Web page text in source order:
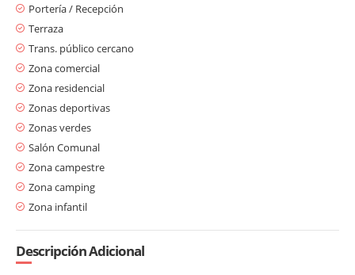
Portería / Recepción
Terraza
Trans. público cercano
Zona comercial
Zona residencial
Zonas deportivas
Zonas verdes
Salón Comunal
Zona campestre
Zona camping
Zona infantil
Descripción Adicional